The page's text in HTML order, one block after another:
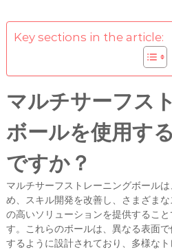
Key sections in the article:
マルチサーフス
ボールを使用す
ですか？
マルチサーフストレーニングボール
め、スキル開発を改善し、さまざま
の高いソリューションを提供するこ
す。これらのボールは、異なる表面
するように設計されており、多様なト